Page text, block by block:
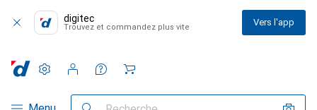
digitec
Trouvez et commandez plus vite Vers l'app
Navigation par catégorie
Paramètres
Compte client
Listes de comparaison
Listes d'envies
Panier